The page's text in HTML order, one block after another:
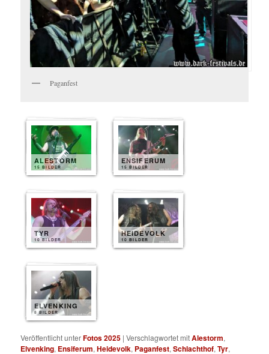
Paganfest
ALESTORM
15 BILDER
ENSIFERUM
15 BILDER
TYR
10 BILDER
HEIDEVOLK
10 BILDER
ELVENKING
8 BILDER
Veröffentlicht unterFotos 2025 |Verschlagwortet mitAlestorm,
Elvenking, Ensiferum,Heidevolk, Paganfest,Schlachthof,Tyr,